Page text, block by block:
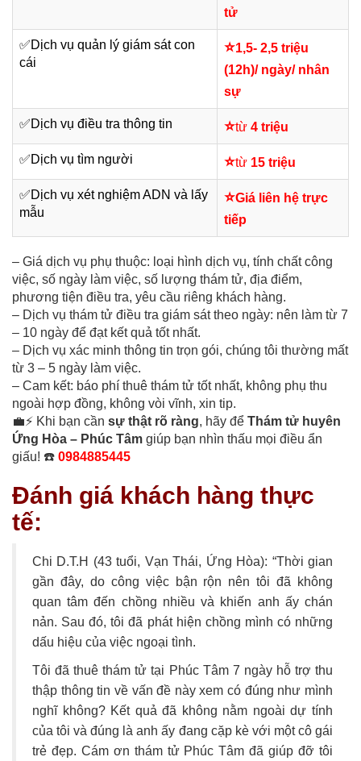
tử
✅Dịch vụ quản lý giám sát con
cái
⭐1,5- 2,5 triệu
(12h)/ ngày/ nhân
sự
✅Dịch vụ điều tra thông tin ⭐từ 4 triệu
✅Dịch vụ tìm người ⭐từ 15 triệu
✅Dịch vụ xét nghiệm ADN và lấy
mẫu
⭐Giá liên hệ trực
tiếp
– Giá dịch vụ phụ thuộc: loại hình dịch vụ, tính chất công
việc, số ngày làm việc, số lượng thám tử, địa điểm,
phương tiện điều tra, yêu cầu riêng khách hàng.
– Dịch vụ thám tử điều tra giám sát theo ngày: nên làm từ 7
– 10 ngày để đạt kết quả tốt nhất.
– Dịch vụ xác minh thông tin trọn gói, chúng tôi thường mất
từ 3 – 5 ngày làm việc.
– Cam kết: báo phí thuê thám tử tốt nhất, không phụ thu
ngoài hợp đồng, không vòi vĩnh, xin tip.
💼⚡ Khi bạn cần sự thật rõ ràng, hãy để Thám tử huyên
Ứng Hòa – Phúc Tâm giúp bạn nhìn thấu mọi điều ẩn
giấu! ☎️ 0984885445
Đánh giá khách hàng thực
tế:
Chi D.T.H (43 tuổi, Vạn Thái, Ứng Hòa): “Thời gian
gần đây, do công việc bận rộn nên tôi đã không
quan tâm đến chồng nhiều và khiến anh ấy chán
nản. Sau đó, tôi đã phát hiện chồng mình có những
dấu hiệu của việc ngoại tình.
Tôi đã thuê thám tử tại Phúc Tâm 7 ngày hỗ trợ thu
thập thông tin về vấn đề này xem có đúng như mình
nghĩ không? Kết quả đã không nằm ngoài dự tính
của tôi và đúng là anh ấy đang cặp kè với một cô gái
trẻ đẹp. Cám ơn thám tử Phúc Tâm đã giúp đỡ tôi